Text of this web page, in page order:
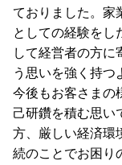
ておりました。家
としての経験をし
して経営者の方に
う思いを強く持つ
今後もお客さまの
己研鑽を積む思い
方、厳しい経済環
続のことでお困り